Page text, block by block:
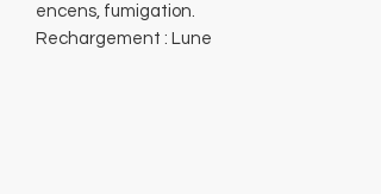
encens, fumigation.
Rechargement : Lune